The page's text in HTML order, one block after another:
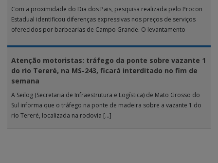
Com a proximidade do Dia dos Pais, pesquisa realizada pelo Procon
Estadual identificou diferenças expressivas nos preços de serviços
oferecidos por barbearias de Campo Grande. O levantamento
Atenção motoristas: tráfego da ponte sobre vazante 1
do rio Tereré, na MS-243, ficará interditado no fim de
semana
A Seilog (Secretaria de Infraestrutura e Logística) de Mato Grosso do
Sul informa que o tráfego na ponte de madeira sobre a vazante 1 do
rio Tereré, localizada na rodovia […]